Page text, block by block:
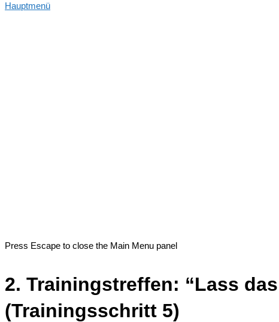
Hauptmenü
Press Escape to close the Main Menu panel
2. Trainingstreffen: “Lass
(Trainingsschritt 5)